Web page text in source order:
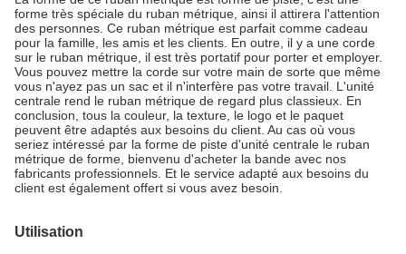
forme très spéciale du ruban métrique, ainsi il attirera l'attention
des personnes. Ce ruban métrique est parfait comme cadeau
pour la famille, les amis et les clients. En outre, il y a une corde
sur le ruban métrique, il est très portatif pour porter et employer.
Vous pouvez mettre la corde sur votre main de sorte que même
vous n'ayez pas un sac et il n'interfère pas votre travail. L'unité
centrale rend le ruban métrique de regard plus classieux. En
conclusion, tous la couleur, la texture, le logo et le paquet
peuvent être adaptés aux besoins du client. Au cas où vous
seriez intéressé par la forme de piste d'unité centrale le ruban
métrique de forme, bienvenu d'acheter la bande avec nos
fabricants professionnels. Et le service adapté aux besoins du
client est également offert si vous avez besoin.
Utilisation